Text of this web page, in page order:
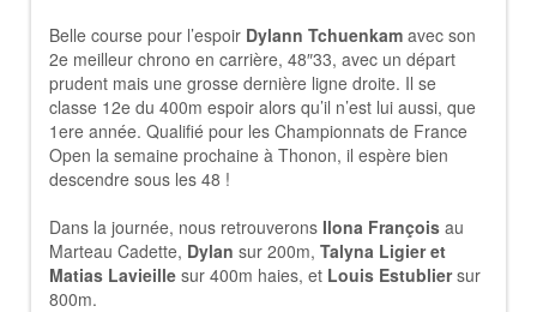
Belle course pour l’espoir Dylann Tchuenkam avec son
2e meilleur chrono en carrière, 48″33, avec un départ
prudent mais une grosse dernière ligne droite. Il se
classe 12e du 400m espoir alors qu’il n’est lui aussi, que
1ere année. Qualifié pour les Championnats de France
Open la semaine prochaine à Thonon, il espère bien
descendre sous les 48 !
Dans la journée, nous retrouverons Ilona François au
Marteau Cadette, Dylan sur 200m, Talyna Ligier et
Matias Lavieille sur 400m haies, et Louis Estubliersur
800m.